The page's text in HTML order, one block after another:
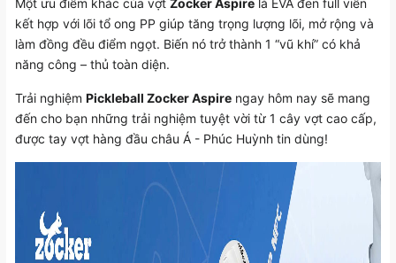
Một ưu điểm khác của vợt Zocker Aspire là EVA đen full viền
kết hợp với lõi tổ ong PP giúp tăng trọng lượng lõi, mở rộng và
làm đồng đều điểm ngọt. Biến nó trở thành 1 “vũ khí” có khả
năng công – thủ toàn diện.
Trải nghiệm Pickleball Zocker Aspire ngay hôm nay sẽ mang
đến cho bạn những trải nghiệm tuyệt vời từ 1 cây vợt cao cấp,
được tay vợt hàng đầu châu Á - Phúc Huỳnh tin dùng!